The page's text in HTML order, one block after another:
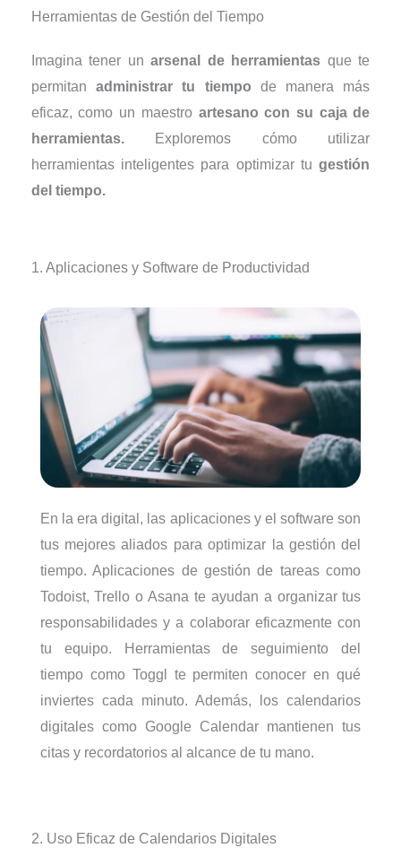
Herramientas de Gestión del Tiempo
Imagina tener unarsenal de herramientas que te
permitan administrar tu tiempo de manera más
eficaz, como un maestro artesano con su caja de
herramientas.Exploremos cómo utilizar
herramientas inteligentes para optimizar tugestión
del tiempo.
1. Aplicaciones y Software de Productividad
En la era digital, las aplicaciones y el software son
tus mejores aliados para optimizar la gestión del
tiempo. Aplicaciones de gestión de tareas como
Todoist, Trello o Asana te ayudan a organizar tus
responsabilidades y a colaborar eficazmente con
tu equipo. Herramientas de seguimiento del
tiempo como Toggl te permiten conocer en qué
inviertes cada minuto. Además, los calendarios
digitales como Google Calendar mantienen tus
citas y recordatorios al alcance de tu mano.
2. Uso Eficaz de Calendarios Digitales